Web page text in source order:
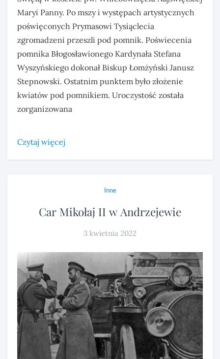
Maryi Panny. Po mszy i występach artystycznych
poświęconych Prymasowi Tysiąclecia
zgromadzeni przeszli pod pomnik. Poświecenia
pomnika Błogosławionego Kardynała Stefana
Wyszyńskiego dokonał Biskup Łomżyński Janusz
Stepnowski. Ostatnim punktem było złożenie
kwiatów pod pomnikiem. Uroczystość została
zorganizowana
Czytaj więcej
Inne
Car Mikołaj II w Andrzejewie
3 kwietnia 2022